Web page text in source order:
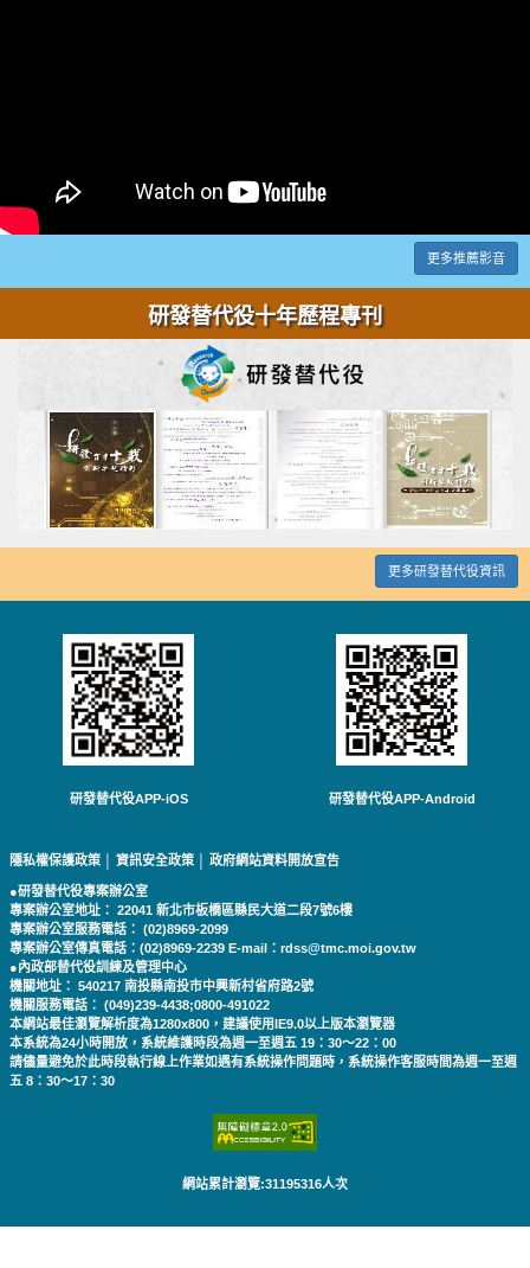
更多推薦影音
研發替代役十年歷程專刊
更多研發替代役資訊
研發替代役APP-iOS 研發替代役APP-Android
隱私權保護政策 資訊安全政策 政府網站資料開放宣告
●研發替代役專案辦公室
專案辦公室地址： 22041 新北市板橋區縣民大道二段7號6樓
專案辦公室服務電話： (02)8969-2099
專案辦公室傳真電話：(02)8969-2239 E-mail：rdss@tmc.moi.gov.tw
●內政部替代役訓練及管理中心
機關地址： 540217 南投縣南投市中興新村省府路2號
機關服務電話： (049)239-4438;0800-491022
本網站最佳瀏覽解析度為1280x800，建議使用IE9.0以上版本瀏覽器
本系統為24小時開放，系統維護時段為週一至週五 19：30～22：00
請儘量避免於此時段執行線上作業如遇有系統操作問題時，系統操作客服時間為週一至週
五 8：30～17：30
網站累計瀏覽:31195316人次